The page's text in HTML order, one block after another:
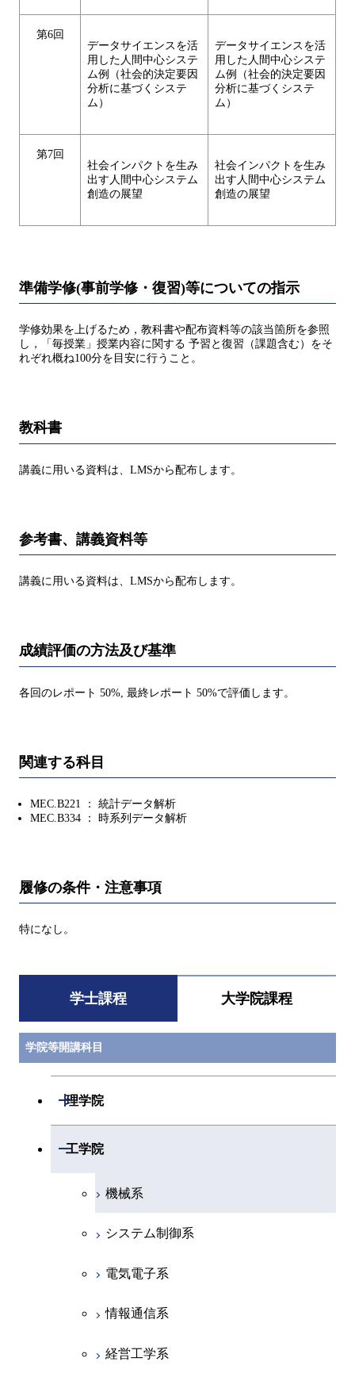
第6回
データサイエンスを活
用した人間中心システ
ム例（社会的決定要因
分析に基づくシステ
ム）
データサイエンスを活
用した人間中心システ
ム例（社会的決定要因
分析に基づくシステ
ム）
第7回
社会インパクトを生み
出す人間中心システム
創造の展望
社会インパクトを生み
出す人間中心システム
創造の展望
準備学修(事前学修・復習)等についての指示
学修効果を上げるため，教科書や配布資料等の該当箇所を参照
し，「毎授業」授業内容に関する 予習と復習（課題含む）をそ
れぞれ概ね100分を目安に行うこと。
教科書
講義に用いる資料は、LMSから配布します。
参考書、講義資料等
講義に用いる資料は、LMSから配布します。
成績評価の方法及び基準
各回のレポート 50%, 最終レポート 50%で評価します。
関連する科目
MEC.B221 ： 統計データ解析
MEC.B334 ： 時系列データ解析
履修の条件・注意事項
特になし。
学士課程 大学院課程
学院等開講科目
理学院
開閉
物理学系
地球惑星科学系
初年次専門科目
創造プロセス科目
工学院
開閉
機械系
システム制御系
電気電子系
情報通信系
経営工学系